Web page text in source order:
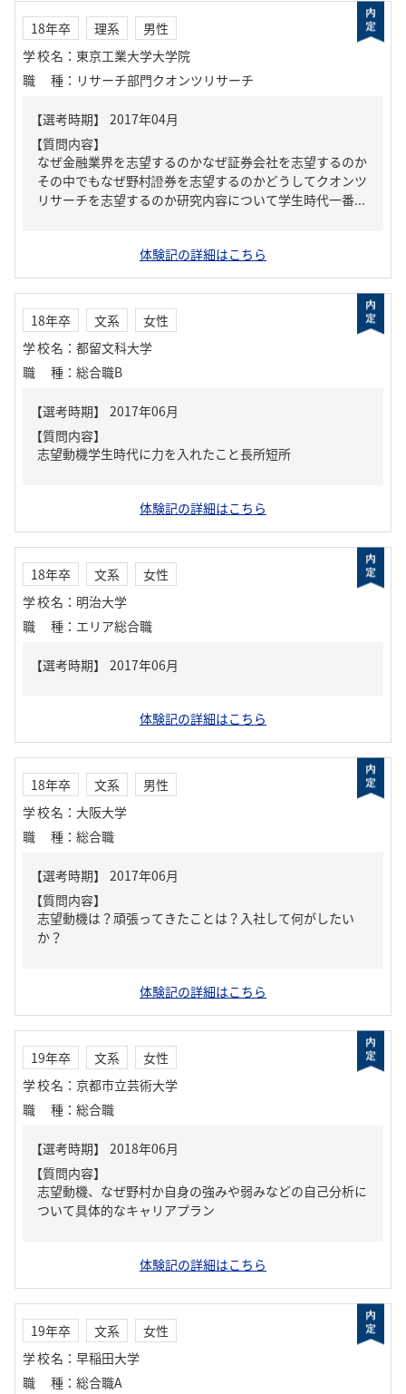
18年卒 理系
男性
学校名 ： 東京工業大学大学院
職種 ： リサーチ部門クオンツリサーチ
【質問内容】
なぜ金融業界を志望するのかなぜ証券会社を志望するのか
その中でもなぜ野村證券を志望するのかどうしてクオンツ
リサーチを志望するのか研究内容について学生時代一番...
体験記の詳細はこちら
18年卒 文系
女性
学校名 ： 都留文科大学
職種 ： 総合職B
【質問内容】
志望動機学生時代に力を入れたこと長所短所
体験記の詳細はこちら
18年卒 文系
女性
学校名 ： 明治大学
職種 ： エリア総合職
体験記の詳細はこちら
18年卒 文系
男性
学校名 ： 大阪大学
職種 ： 総合職
【質問内容】
志望動機は？頑張ってきたことは？入社して何がしたい
か？
体験記の詳細はこちら
19年卒 文系
女性
学校名 ： 京都市立芸術大学
職種 ： 総合職
【質問内容】
志望動機、なぜ野村か自身の強みや弱みなどの自己分析に
ついて具体的なキャリアプラン
体験記の詳細はこちら
19年卒 文系
女性
学校名 ： 早稲田大学
職種 ： 総合職A